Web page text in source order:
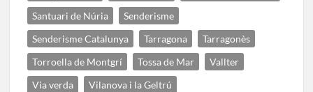
Santuari de Núria
Senderisme
Senderisme Catalunya
Tarragona
Tarragonès
Torroella de Montgrí
Tossa de Mar
Vallter
Via verda
Vilanova i la Geltrú